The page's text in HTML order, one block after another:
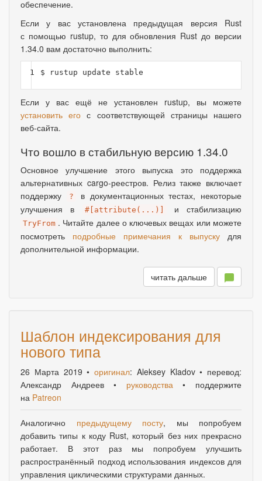
обеспечение.
Если у вас установлена предыдущая версия Rust
с помощью rustup, то для обновления Rust до версии
1.34.0 вам достаточно выполнить:
1
Если у вас ещё не установлен rustup, вы можете
установить его с соответствующей страницы нашего
веб-сайта.
Что вошло в стабильную версию 1.34.0
Основное улучшение этого выпуска это поддержка
альтернативных cargo-реестров. Релиз также включает
поддержку
? в документационных тестах, некоторые
улучшения в
#[attribute(...)] и стабилизацию
TryFrom . Читайте далее о ключевых вещах или можете
посмотреть подробные примечания к выпуску для
дополнительной информации.
читать дальше
Шаблон индексирования для
нового типа
26 Марта 2019• оригинал: Aleksey Kladov • перевод:
Александр Андреев • руководства• поддержите
на Patreon
Аналогично предыдущему посту, мы попробуем
добавить типы к коду Rust, который без них прекрасно
работает. В этот раз мы попробуем улучшить
распространённый подход использования индексов для
управления циклическими структурами данных.